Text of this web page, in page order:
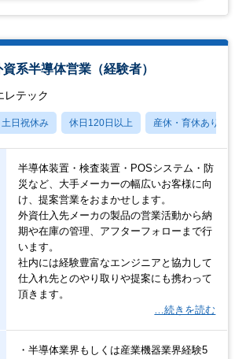
資系半導体営業（経験者）
レテック
土日祝休み 休日120日以上 産休・育休あり
半導体装置・検査装置・POSシステム・防
災など、大手メーカーの幅広いお客様に向
け、提案営業をおまかせします。
外資仕入先メーカの製品の営業活動から納
期や在庫の管理、アフターフォローまで行
います。
社内には経験豊富なエンジニアと協力して
仕入れ先とのやり取りや提案にも携わって
頂きます。
…続きを読む
・半導体業界もしくは産業機器業界経験5